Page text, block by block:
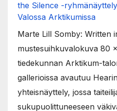
the Silence -
Valossa Arktikumissa
Marte Lill Somby: Written
mustesuihkuvalokuva 80
tiedekunnan Arktikum-
gallerioissa avautuu
yhteisnäyttely, jossa
sukupuolittuneeseen